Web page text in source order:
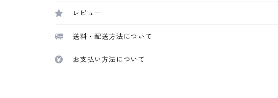
レビュー
送料・配送方法について
お支払い方法について